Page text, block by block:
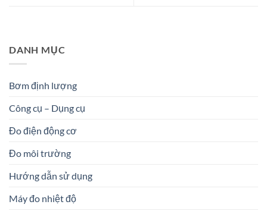
DANH MỤC
Bơm định lượng
Công cụ – Dụng cụ
Đo điện động cơ
Đo môi trường
Hướng dẫn sử dụng
Máy đo nhiệt độ